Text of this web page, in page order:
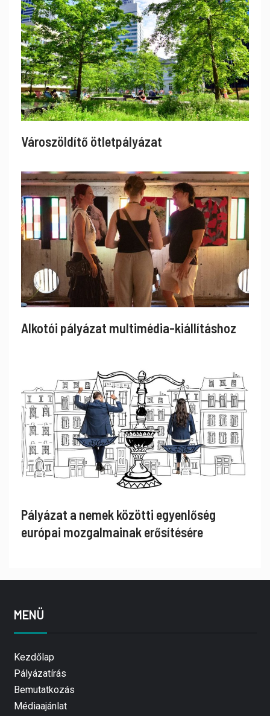
Városzöldítő ötletpályázat
Alkotói pályázat multimédia-kiállításhoz
Pályázat a nemek közötti egyenlőség
európai mozgalmainak erősítésére
MENÜ
Kezdőlap
Pályázatírás
Bemutatkozás
Médiaajánlat